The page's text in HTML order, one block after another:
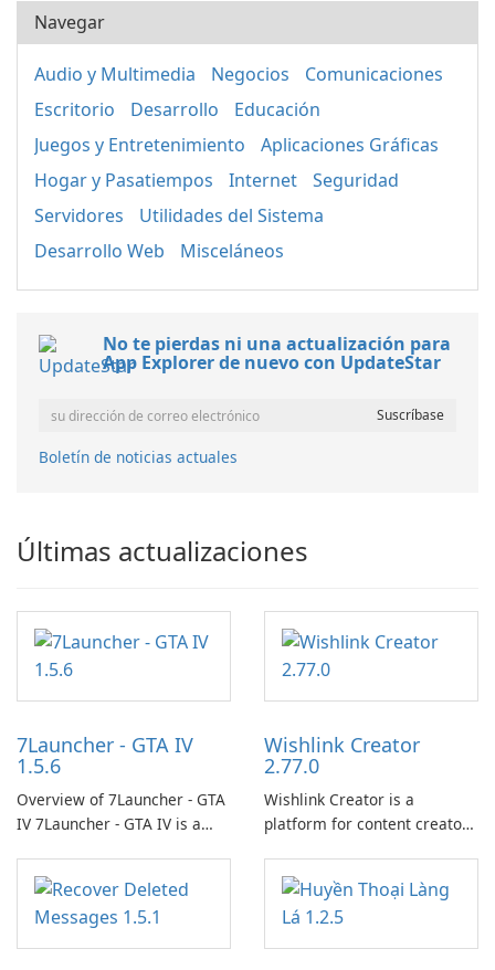
Navegar
Audio y Multimedia Negocios
Comunicaciones
Escritorio
Desarrollo
Educación
Juegos y Entretenimiento
Aplicaciones Gráficas
Hogar y Pasatiempos
Internet
Seguridad
Servidores
Utilidades del Sistema
Desarrollo Web
Misceláneos
No te pierdas ni una actualización para
App Explorer de nuevo con UpdateStar
Boletín de noticias actuales
Últimas actualizaciones
7Launcher - GTA IV
1.5.6
Overview of 7Launcher - GTA
IV 7Launcher - GTA IV is a
application designed to
optimize the gaming
experience for Grand Theft
Auto IV.
Wishlink Creator
2.77.0
Wishlink Creator is a
platform for content creators
work through built-in brand
partnerships and integrated
tools for content distribution
and audience engagement.